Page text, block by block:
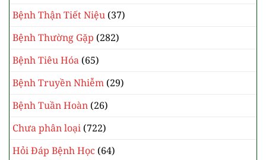
Bệnh Thận Tiết Niệu (37)
Bệnh Thường Gặp (282)
Bệnh Tiêu Hóa (65)
Bệnh Truyền Nhiễm (29)
Bệnh Tuần Hoàn (26)
Chưa phân loại (722)
Hỏi Đáp Bệnh Học (64)